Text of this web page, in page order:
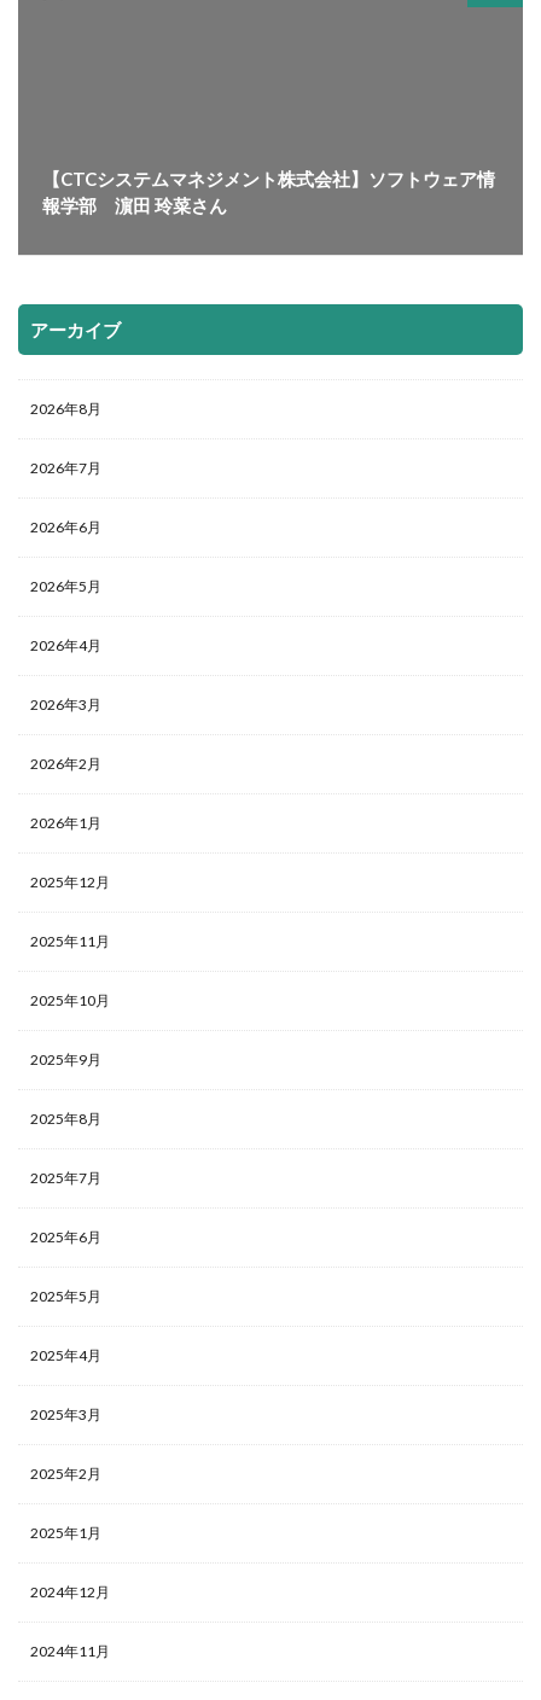
【CTCシステムマネジメント株式会社】ソフトウェア情
報学部 濵田 玲菜さん
アーカイブ
2026年8月
2026年7月
2026年6月
2026年5月
2026年4月
2026年3月
2026年2月
2026年1月
2025年12月
2025年11月
2025年10月
2025年9月
2025年8月
2025年7月
2025年6月
2025年5月
2025年4月
2025年3月
2025年2月
2025年1月
2024年12月
2024年11月